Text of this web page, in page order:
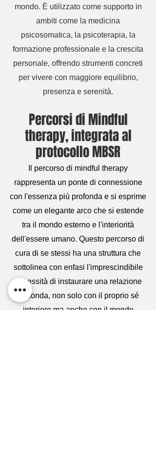
mondo. È utilizzato come supporto in
ambiti come la medicina
psicosomatica, la psicoterapia, la
formazione professionale e la crescita
personale, offrendo strumenti concreti
per vivere con maggiore equilibrio,
presenza e serenità.
Percorsi di Mindful
therapy, integrata al
protocollo MBSR
Il percorso di mindful therapy
rappresenta un ponte di connessione
con l'essenza più profonda e si esprime
come un elegante arco che si estende
tra il mondo esterno e l'interiorità
dell'essere umano. Questo percorso di
cura di se stessi ha una struttura che
sottolinea con enfasi l'imprescindibile
necessità di instaurare una relazione
profonda, non solo con il proprio sé
interiore ma anche con il mondo